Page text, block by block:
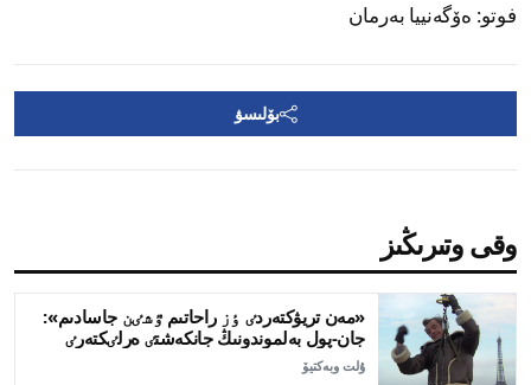
فوتو: ەۆگەنييا بەرمان
بۆلىسۋ
وقى وتىرىڭىز
«مەن تريۋكتەردٸ ٶز راحاتىم ٷشٸن جاسادىم»:
جان-پول بەلموندونىڭ جانكەشتٸ ەرلٸكتەرٸ
ۇلت وبەكتيۆ